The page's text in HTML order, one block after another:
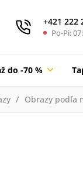
+421 222
Po-Pi:
do -70 %
Obrazy podľa